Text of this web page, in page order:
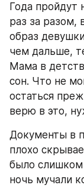
Года пройдут
раз за разом,
образ
чем дальше,
Мама в
сон. Что не
остаться
верю в это,
Документы в
плохо
было слишком
ночь мучали